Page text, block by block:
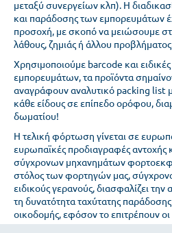
μεταξύ συνεργείων κλπ). Η
και παράδοσης των εμπορευμάτων
προσοχή, με σκοπό να μειώσουμε
λάθους, ζημιάς ή άλλου
Χρησιμοποιούμε barcode και
εμπορευμάτων, τα προϊόντα
αναγράφουν αναλυτικό packing list
κάθε είδους σε επίπεδο ορόφου,
δωματίου!
Η τελική φόρτωση γίνεται σε
ευρωπαϊκές προδιαγραφές αντοχής
σύγχρονων μηχανημάτων
στόλος των φορτηγών μας,
ειδικούς γερανούς, διασφαλίζει
τη δυνατότητα ταχύτατης
οικοδομής, εφόσον το επιτρέπουν